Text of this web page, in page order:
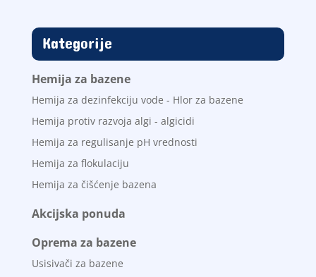
Kategorije
Hemija za bazene
Hemija za dezinfekciju vode - Hlor za bazene
Hemija protiv razvoja algi - algicidi
Hemija za regulisanje pH vrednosti
Hemija za flokulaciju
Hemija za čišćenje bazena
Akcijska ponuda
Oprema za bazene
Usisivači za bazene